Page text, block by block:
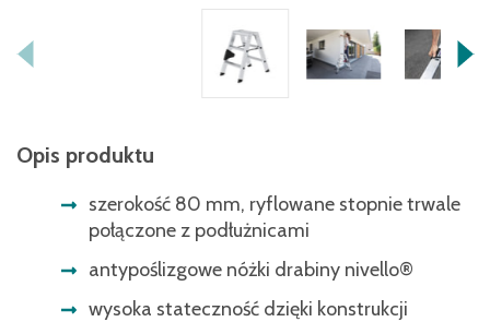
Opis produktu
szerokość 80 mm, ryflowane stopnie trwale
połączone z podłużnicami
antypoślizgowe nóżki drabiny nivello®
wysoka stateczność dzięki konstrukcji